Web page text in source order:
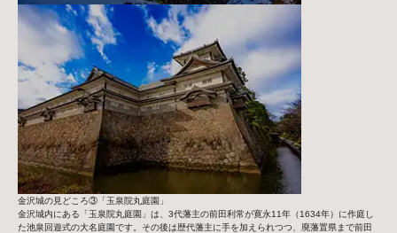
金沢城の見どころ③「玉泉院丸庭園」
金沢城内にある「玉泉院丸庭園」は、3代藩主の前田利常が寛永11年（1634年）に作庭し
た池泉回遊式の大名庭園です。その後は歴代藩主に手を加えられつつ、廃藩置県まで前田